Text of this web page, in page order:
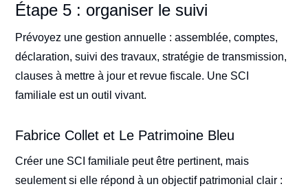
Étape 5 : organiser le suivi
Prévoyez une gestion annuelle : assemblée, comptes,
déclaration, suivi des travaux, stratégie de transmission,
clauses à mettre à jour et revue fiscale. Une SCI
familiale est un outil vivant.
Fabrice Collet et Le Patrimoine Bleu
Créer une SCI familiale peut être pertinent, mais
seulement si elle répond à un objectif patrimonial clair :